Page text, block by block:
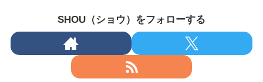
SHOU（ショウ）をフォローする